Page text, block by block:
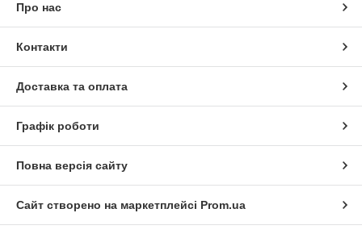
Про нас
Контакти
Доставка та оплата
Графік роботи
Повна версія сайту
Сайт створено на маркетплейсі Prom.ua